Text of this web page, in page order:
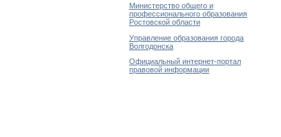
Министерство общего и
профессионального образования
Ростовской области
Управление образования города
Волгодонска
Официальный интернет-портал
правовой информации